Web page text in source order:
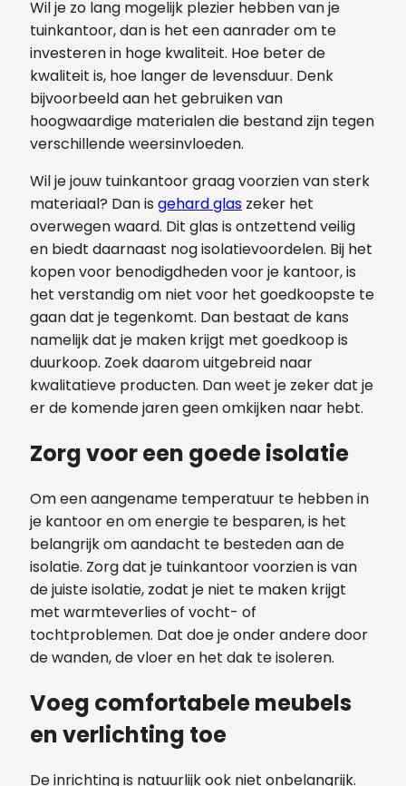
Wil je zo lang mogelijk plezier hebben van je
tuinkantoor, dan is het een aanrader om te
investeren in hoge kwaliteit. Hoe beter de
kwaliteit is, hoe langer de levensduur. Denk
bijvoorbeeld aan het gebruiken van
hoogwaardige materialen die bestand zijn tegen
verschillende weersinvloeden.
Wil je jouw tuinkantoor graag voorzien van sterk
materiaal? Dan is gehard glas zeker het
overwegen waard. Dit glas is ontzettend veilig
en biedt daarnaast nog isolatievoordelen. Bij het
kopen voor benodigdheden voor je kantoor, is
het verstandig om niet voor het goedkoopste te
gaan dat je tegenkomt. Dan bestaat de kans
namelijk dat je maken krijgt met goedkoop is
duurkoop. Zoek daarom uitgebreid naar
kwalitatieve producten. Dan weet je zeker dat je
er de komende jaren geen omkijken naar hebt.
Zorg voor een goede isolatie
Om een aangename temperatuur te hebben in
je kantoor en om energie te besparen, is het
belangrijk om aandacht te besteden aan de
isolatie. Zorg dat je tuinkantoor voorzien is van
de juiste isolatie, zodat je niet te maken krijgt
met warmteverlies of vocht- of
tochtproblemen. Dat doe je onder andere door
de wanden, de vloer en het dak te isoleren.
Voeg comfortabele meubels
en verlichting toe
De inrichting is natuurlijk ook niet onbelangrijk.